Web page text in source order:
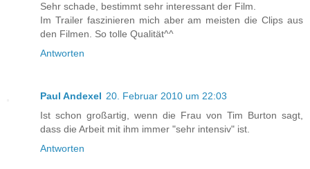
Sehr schade, bestimmt sehr interessant der Film.
Im Trailer faszinieren mich aber am meisten die Clips aus
den Filmen. So tolle Qualität^^
Antworten
Paul Andexel 20. Februar 2010 um 22:03
Ist schon großartig, wenn die Frau von Tim Burton sagt,
dass die Arbeit mit ihm immer "sehr intensiv" ist.
Antworten